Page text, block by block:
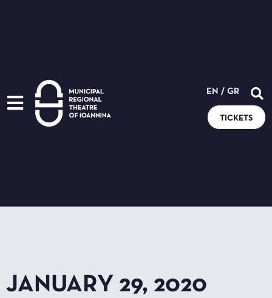
EN / GR
TICKETS
JANUARY 29, 2020